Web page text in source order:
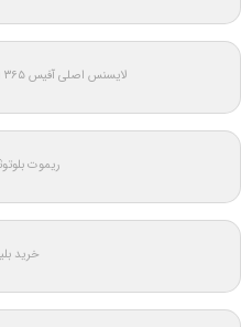
لایسنس اصلی آفیس ۳۶۵ (مایکروسافت ۳۶۵) اورجینال
ریموت
خرید